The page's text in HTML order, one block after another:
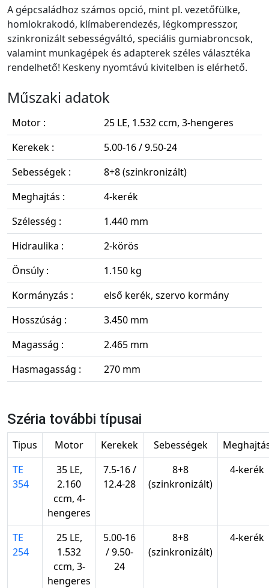
A gépcsaládhoz számos opció, mint pl. vezetőfülke,
homlokrakodó, klímaberendezés, légkompresszor,
szinkronizált sebességváltó, speciális gumiabroncsok,
valamint munkagépek és adapterek széles választéka
rendelhető! Keskeny nyomtávú kivitelben is elérhető.
Műszaki adatok
Motor :
25 LE, 1.532 ccm, 3-hengeres
Kerekek :
5.00-16 / 9.50-24
Sebességek :
8+8 (szinkronizált)
Meghajtás :
4-kerék
Szélesség :
1.440 mm
Hidraulika :
2-körös
Önsúly :
1.150 kg
Kormányzás :
első kerék, szervo kormány
Hosszúság :
3.450 mm
Magasság :
2.465 mm
Hasmagasság :
270 mm
Széria további típusai
Tipus Motor Kerekek Sebességek
TE
354
35 LE,
2.160
ccm, 4-
hengeres
7.5-16 /
12.4-28
8+8
(szinkronizált)
4-kerék
TE
254
25 LE,
1.532
ccm, 3-
hengeres
5.00-16
/ 9.50-
24
8+8
(szinkronizált)
4-kerék